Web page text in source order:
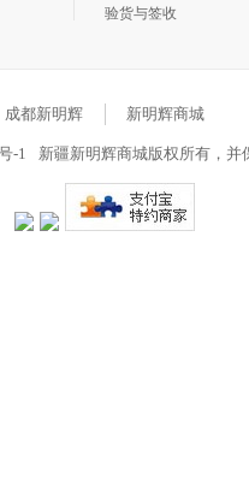
验货与签收
成都新明辉 新明辉商城
-1 新疆新明辉商城版权所有，并